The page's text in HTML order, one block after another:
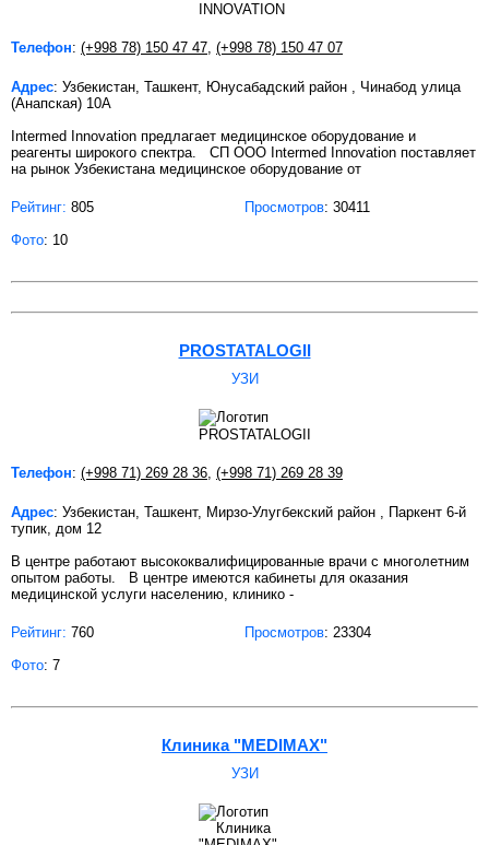
Телефон: (+998 78) 150 47 47, (+998 78) 150 47 07
Адрес: Узбекистан, Ташкент, Юнусабадский район , Чинабод улица
(Анапская) 10А
Intermed Innovation предлагает медицинское оборудование и
реагенты широкого спектра. СП ООО Intermed Innovation поставляет
на рынок Узбекистана медицинское оборудование от
Рейтинг: 805 Просмотров: 30411
Фото: 10
PROSTATALOGII
УЗИ
Телефон: (+998 71) 269 28 36 (+998 71) 269 28 39
Адрес: Узбекистан, Ташкент, Мирзо-Улугбекский район , Паркент 6-й
тупик, дом 12
В центре работают высококвалифицированные врачи с многолетним
опытом работы. В центре имеются кабинеты для оказания
медицинской услуги населению, клинико -
Рейтинг: 760 Просмотров: 23304
Фото: 7
Клиника "MEDIMAX"
УЗИ